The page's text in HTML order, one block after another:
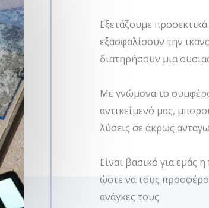
Εξετάζουμε
εξασφαλίσουν την
διατηρήσουν μια
Με γνώμονα το
αντικείμενό μας,
λύσεις σε άκρως
Είναι βασικό για εμάς
ώστε να τους
ανάγκες τους.